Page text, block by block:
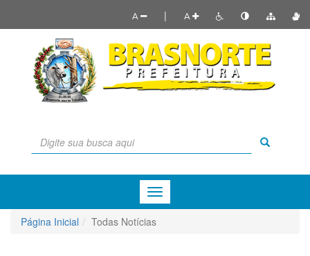
A | A
Menu
de
Navegação
Página Inicial Todas Notícias